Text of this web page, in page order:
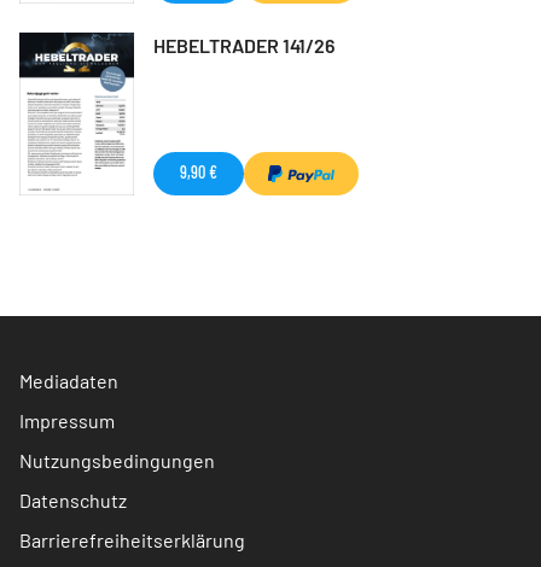
HEBELTRADER 141/26
9,90 €
Mediadaten
Impressum
Nutzungsbedingungen
Datenschutz
Barrierefreiheitserklärung